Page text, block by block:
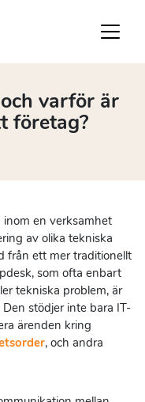
varför är
företag?
inom en verksamhet
av olika tekniska
från ett mer traditionellt
som ofta enbart
tekniska problem, är
stödjer inte bara IT-
ärenden kring
, och andra